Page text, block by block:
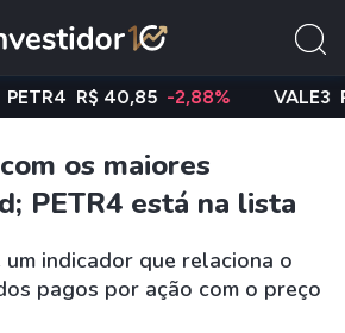
R$ 40,85 -2,88% VALE3 R$
os maiores
PETR4 está na lista
indicador que relaciona o
pagos por ação com o preço